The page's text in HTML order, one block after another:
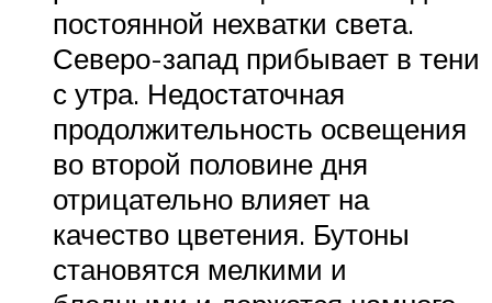
постоянной нехватки света.
Северо-запад прибывает в тени
с утра. Недостаточная
продолжительность освещения
во второй половине дня
отрицательно влияет на
качество цветения. Бутоны
становятся мелкими и